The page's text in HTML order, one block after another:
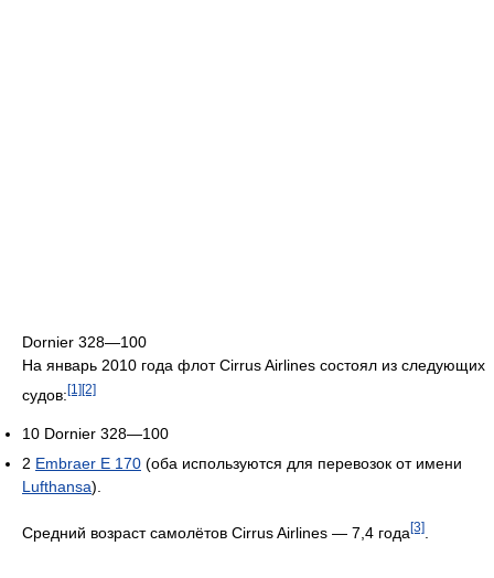
Dornier 328—100
На январь 2010 года флот Cirrus Airlines состоял из следующих
судов:[1][2]
10 Dornier 328—100
2 Embraer E 170 (оба используются для перевозок от имени
Lufthansa).
Средний возраст самолётов Cirrus Airlines — 7,4 года [3]